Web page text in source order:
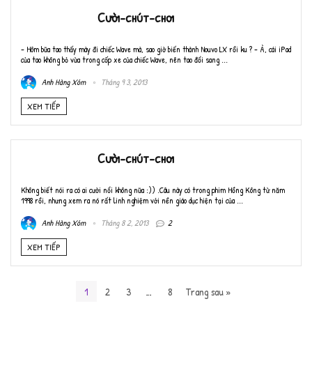
Cười-chút-chơi
- Hôm bữa tao thấy mày đi chiếc Wave mà, sao giờ biến thành Nouvo LX rồi ku ? - À, cái iPad
của tao không bỏ vừa trong cốp xe của chiếc Wave, nên tao đổi sang ...
Anh Hàng Xóm
Tháng 9 3, 2013
XEM TIẾP
Cười-chút-chơi
Không biết nói ra có ai cười nổi không nữa :)) .Câu này có trong phim Hồng Kông từ năm
1998 rồi, nhưng xem ra nó rất linh nghiệm với nền giáo dục hiện tại của ...
Anh Hàng Xóm
Tháng 8 2, 2013 2
XEM TIẾP
1 2 3 … 8 Trang sau »